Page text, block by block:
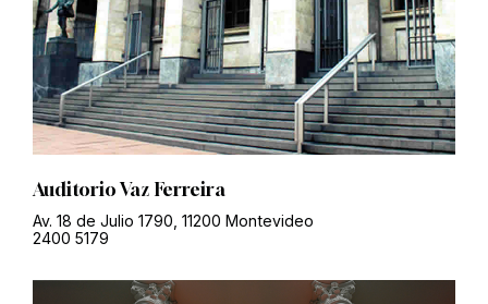
Auditorio Vaz Ferreira
Av. 18 de Julio 1790, 11200 Montevideo
2400 5179